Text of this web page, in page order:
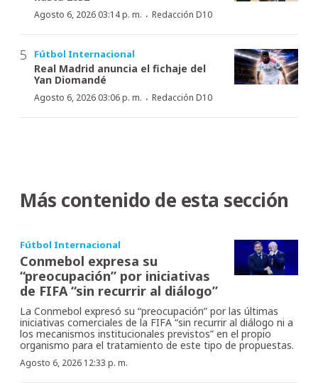
Agosto 6, 2026 03:14 p. m. · Redacción D10
Fútbol Internacional
Real Madrid anuncia el fichaje del
Yan Diomandé
Agosto 6, 2026 03:06 p. m. · Redacción D10
Más contenido de esta sección
Fútbol Internacional
Conmebol expresa su
“preocupación” por iniciativas
de FIFA “sin recurrir al diálogo”
La Conmebol expresó su “preocupación” por las últimas
iniciativas comerciales de la FIFA “sin recurrir al diálogo ni a
los mecanismos institucionales previstos” en el propio
organismo para el tratamiento de este tipo de propuestas.
Agosto 6, 2026 12:33 p. m.